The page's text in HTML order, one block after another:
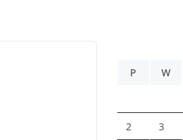
P
W
2 3